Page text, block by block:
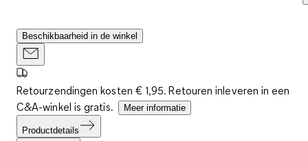
Beschikbaarheid in de winkel
Retourzendingen kosten € 1,95. Retouren inleveren in een
C&A-winkel is gratis.
Meer informatie
Productdetails